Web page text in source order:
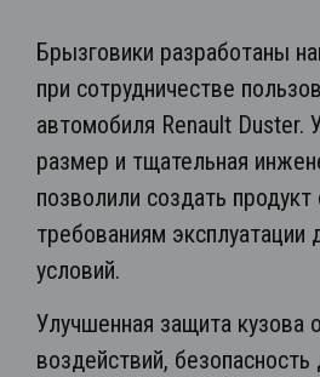
Брызговики разработаны
при сотрудничестве
автомобиля Renault Duster.
размер и тщательная
позволили создать
требованиям эксплуатации
условий.
Улучшенная защита кузова
воздействий, безопасность